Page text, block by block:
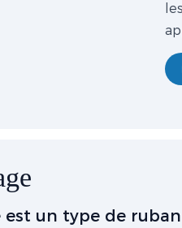
est un type de